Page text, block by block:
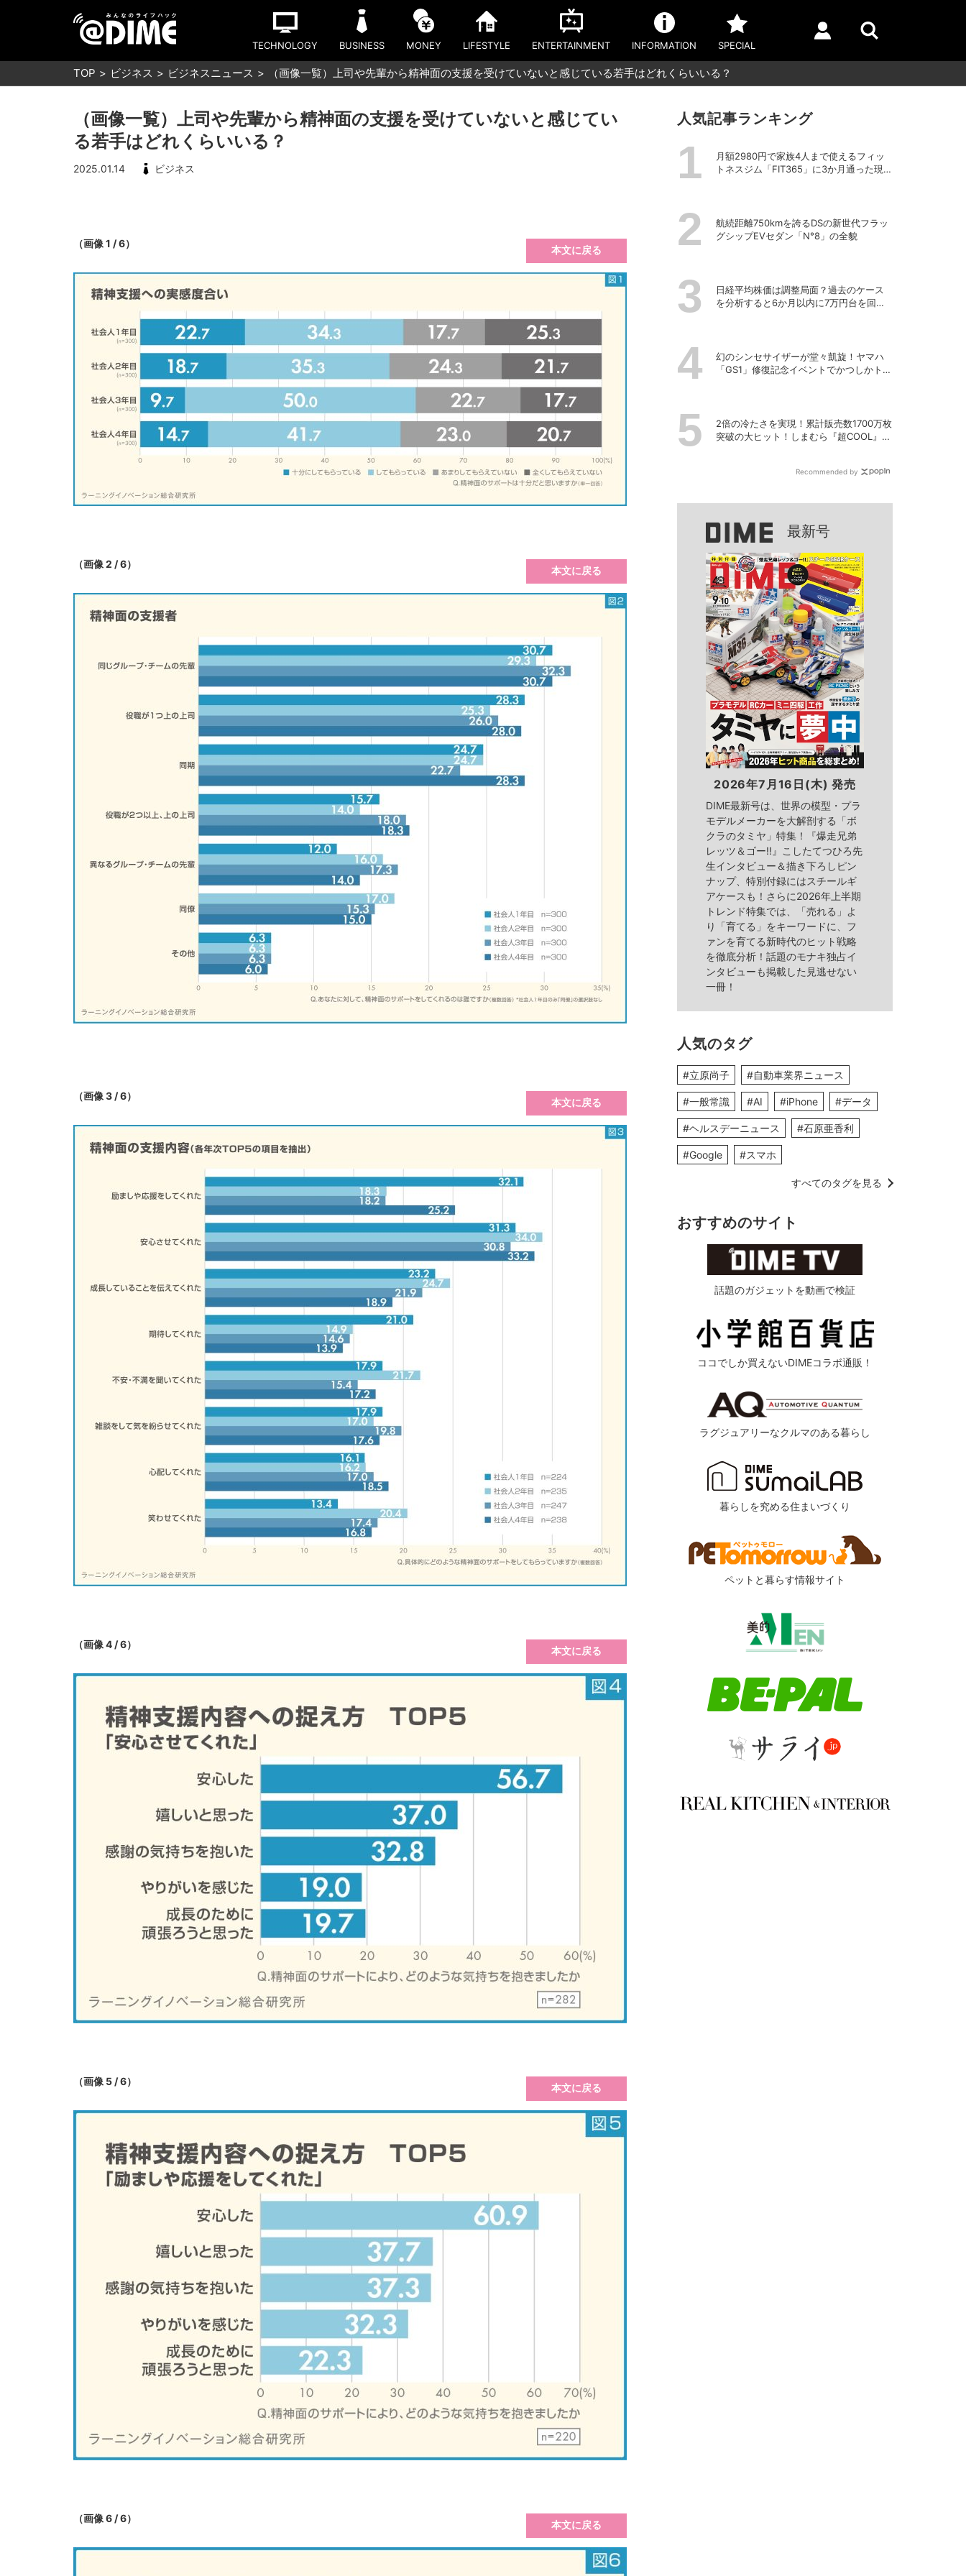
TECHNOLOGY BUSINESS MONEY LIFESTYLE ENTERTAINMENT INFORMATION SPECIAL
TOP ビジネス ビジネスニュース （画像一覧）上司や先輩から精神面の支援を受けていないと感じている若手はどれくらいいる？
（画像一覧）上司や先輩から精神面の支援を受けていないと感じてい
る若手はどれくらいいる？
2025.01.14 ビジネス
（画像 1 / 6）
本文に戻る
（画像 2 / 6）
本文に戻る
（画像 3 / 6）
本文に戻る
（画像 4 / 6）
本文に戻る
（画像 5 / 6）
本文に戻る
（画像 6 / 6）
本文に戻る
人気記事ランキング
月額2980円で家族4人まで使えるフィッ
トネスジム「FIT365」に3か月通った現在
航続距離750kmを誇るDSの新世代フラッ
グシップEVセダン「N°8」の全貌
日経平均株価は調整局面？過去のケース
を分析すると6か月以内に7万円台を回復
幻のシンセサイザーが堂々凱旋！ヤマハ
「GS1」修復記念イベントでかつしかトリ
2倍の冷たさを実現！累計販売数1700万枚
突破の大ヒット！しまむら『超COOL』シ
Recommended by
最新号
2026年7月16日(木) 発売
DIME最新号は、世界の模型・プラ
モデルメーカーを大解剖する「ボ
クラのタミヤ」特集！『爆走兄弟
レッツ＆ゴー!!』こしたてつひろ先
生インタビュー＆描き下ろしピン
ナップ、特別付録にはスチールギ
アケースも！さらに2026年上半期
トレンド特集では、「売れる」よ
り「育てる」をキーワードに、フ
ァンを育てる新時代のヒット戦略
を徹底分析！話題のモナキ独占イ
ンタビューも掲載した見逃せない
一冊！
人気のタグ
#立原尚子 #自動車業界ニュース
#一般常識 #AI #iPhone #データ
#ヘルスデーニュース #石原亜香利
#Google #スマホ
すべてのタグを見る
おすすめのサイト
話題のガジェットを動画で検証
ココでしか買えないDIMEコラボ通販！
ラグジュアリーなクルマのある暮らし
暮らしを究める住まいづくり
ペットと暮らす情報サイト